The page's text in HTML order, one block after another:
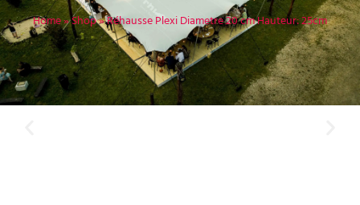
Home»Shop»Réhausse Plexi Diametre 20 cm Hauteur: 25cm